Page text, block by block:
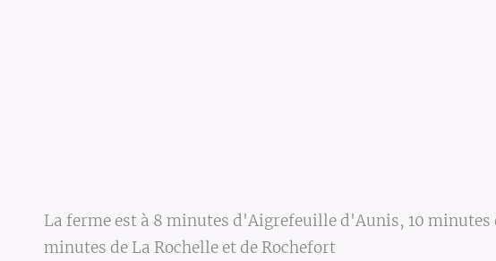
La ferme est à 8 minutes d'Aigrefeuille d'Aunis, 10 minutes
minutes de La Rochelle et de Rochefort